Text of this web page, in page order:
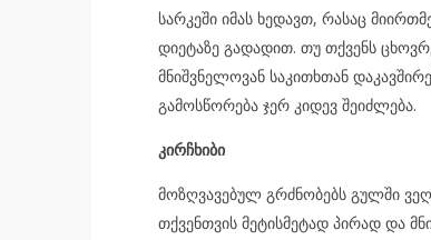
სარკეში იმას ხედავთ, რასაც
დიეტაზე გადადით. თუ თქვენს
მნიშვნელოვან საკითხთან
გამოსწორება ჯერ კიდევ შეიძლება.
კირჩხიბი
მოზღვავებულ გრძნობებს გულში
თქვენთვის მეტისმეტად პირად და